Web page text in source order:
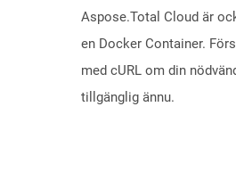
Aspose.Total Cloud är
en Docker Container.
med cURL om din
tillgänglig ännu.